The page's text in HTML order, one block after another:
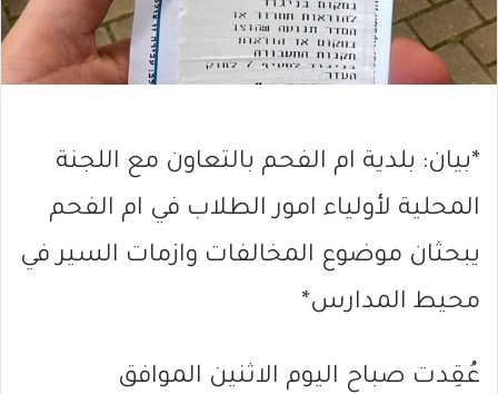
*بيان: بلدية ام الفحم بالتعاون مع اللجنة
المحلية لأولياء امور الطلاب في ام الفحم
يبحثان موضوع المخالفات وازمات السير في
محيط المدارس*
عُقِدت صباح اليوم الاثنين الموافق